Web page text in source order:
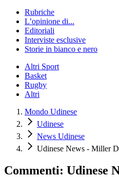
Rubriche
L’opinione di...
Editoriali
Interviste esclusive
Storie in bianco e nero
Altri Sport
Basket
Rugby
Altri
Mondo Udinese
Udinese
News Udinese
Udinese News - Miller
Commenti: Udinese